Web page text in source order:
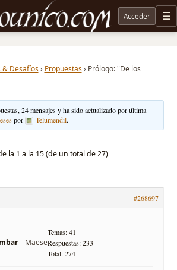
de los Anillos, Los Anillos de Poder, La Caza de Gollum, la
Acceder
& Desafíos › Propuestas › Prólogo: "De los
24 mensajes y ha sido actualizado por última
por Telumendil.
la 1 a la 15 (de un total de 27)
#268697
Maese
Temas: 41
Respuestas: 233
Total: 274